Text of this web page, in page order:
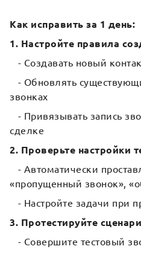
Как исправить за 1 день:
1. Настройте правила
- Создавать новый
- Обновлять
звонках
- Привязывать запись
сделке
2. Проверьте настройки
- Автоматически
«пропущенный звонок»,
- Настройте задачи при
3. Протестируйте
- Совершите тестовый